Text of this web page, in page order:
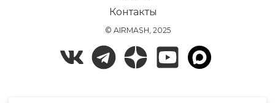
© AIRMASH, 2025
Контакты